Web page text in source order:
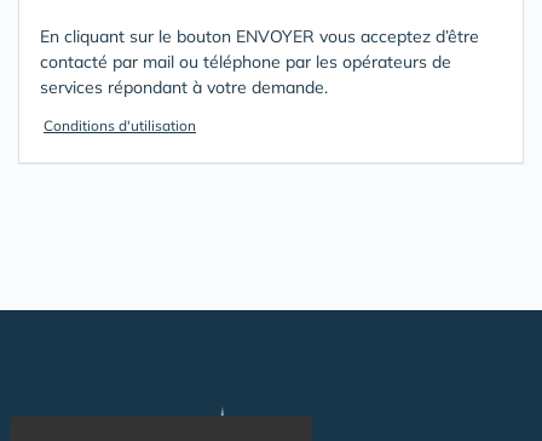
En cliquant sur le bouton ENVOYER vous acceptez d’être
contacté par mail ou téléphone par les opérateurs de
services répondant à votre demande.
Conditions d'utilisation